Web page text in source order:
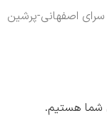
سرای اصفهانی-پرشین